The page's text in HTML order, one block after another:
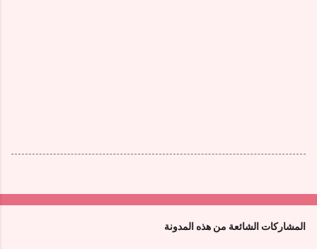
المشاركات الشائعة من هذه المدونة